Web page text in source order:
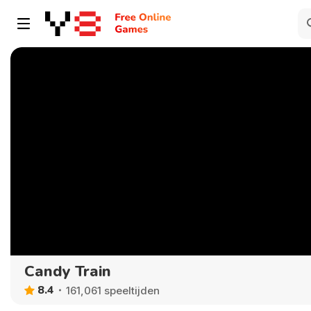
Candy Train
8.4 161,061 speeltijden